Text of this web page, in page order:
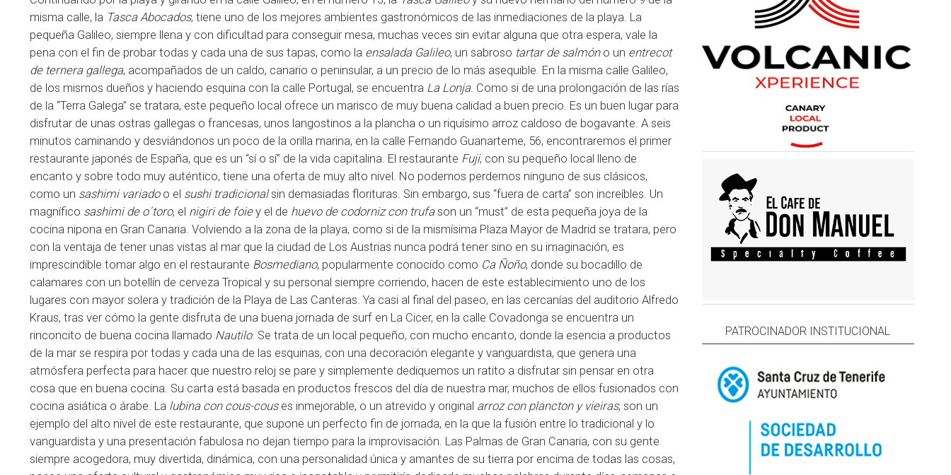
misma calle, la Tasca Abocados, tiene uno de los mejores ambientes gastronómicos de las inmediaciones de la playa. La
pequeña Galileo, siempre llena y con dificultad para conseguir mesa, muchas veces sin evitar alguna que otra espera, vale la
pena con el fin de probar todas y cada una de sus tapas, como la ensalada Galileo, un sabroso tartar de salmóno un entrecot
de ternera gallega, acompañados de un caldo, canario o peninsular, a un precio de lo más asequible. En la misma calle Galileo,
de los mismos dueños y haciendo esquina con la calle Portugal, se encuentra La Lonja. Como si de una prolongación de las rías
de la “Terra Galega” se tratara, este pequeño local ofrece un marisco de muy buena calidad a buen precio. Es un buen lugar para
disfrutar de unas ostras gallegas o francesas, unos langostinos a la plancha o un riquísimo arroz caldoso de bogavante. A seis
minutos caminando y desviándonos un poco de la orilla marina, en la calle Fernando Guanarteme, 56, encontraremos el primer
restaurante japonés de España, que es un “sí o sí” de la vida capitalina. El restaurante Fuji, con su pequeño local lleno de
encanto y sobre todo muy auténtico, tiene una oferta de muy alto nivel. No podemos perdernos ninguno de sus clásicos,
como un sashimi variadoo el sushi tradicionalsin demasiadas florituras. Sin embargo, sus “fuera de carta” son increíbles. Un
magnífico sashimi de o´toro, el nigiri de foiey el de huevo de codorniz con trufason un “must” de esta pequeña joya de la
cocina nipona en Gran Canaria. Volviendo a la zona de la playa, como si de la mismísima Plaza Mayor de Madrid se tratara, pero
con la ventaja de tener unas vistas al mar que la ciudad de Los Austrias nunca podrá tener sino en su imaginación, es
imprescindible tomar algo en el restaurante Bosmediano, popularmente conocido como Ca Ñoño, donde su bocadillo de
calamares con un botellín de cerveza Tropical y su personal siempre corriendo, hacen de este establecimiento uno de los
lugares con mayor solera y tradición de la Playa de Las Canteras. Ya casi al final del paseo, en las cercanías del auditorio Alfredo
Kraus, tras ver cómo la gente disfruta de una buena jornada de surf en La Cicer, en la calle Covadonga se encuentra un
rinconcito de buena cocina llamado Nautilo. Se trata de un local pequeño, con mucho encanto, donde la esencia a productos
de la mar se respira por todas y cada una de las esquinas, con una decoración elegante y vanguardista, que genera una
atmósfera perfecta para hacer que nuestro reloj se pare y simplemente dediquemos un ratito a disfrutar sin pensar en otra
cosa que en buena cocina. Su carta está basada en productos frescos del día de nuestra mar, muchos de ellos fusionados con
cocina asiática o árabe. La lubina con cous-couses inmejorable, o un atrevido y original arroz con plancton y vieiras, son un
ejemplo del alto nivel de este restaurante, que supone un perfecto fin de jornada, en la que la fusión entre lo tradicional y lo
vanguardista y una presentación fabulosa no dejan tiempo para la improvisación. Las Palmas de Gran Canaria, con su gente
siempre acogedora, muy divertida, dinámica, con una personalidad única y amantes de su tierra por encima de todas las cosas,
PATROCINADOR INSTITUCIONAL